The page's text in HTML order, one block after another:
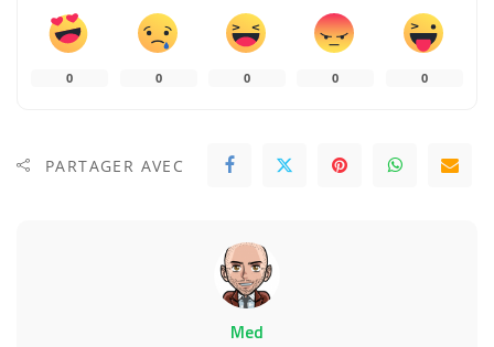
0 0 0 0 0
PARTAGER AVEC
Med